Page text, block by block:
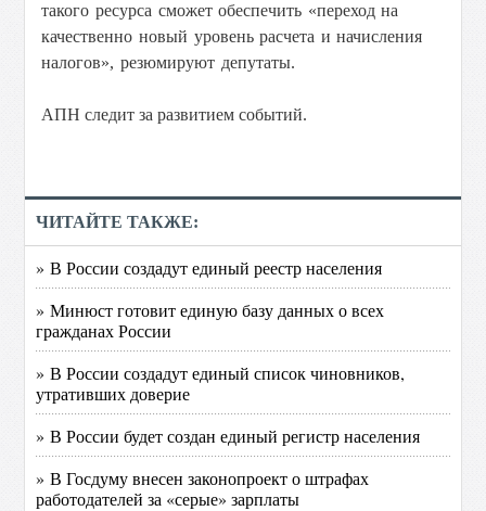
такого ресурса сможет обеспечить «переход на
качественно новый уровень расчета и начисления
налогов», резюмируют депутаты.
АПН следит за развитием событий.
ЧИТАЙТЕ ТАКЖЕ:
» В России создадут единый реестр населения
» Минюст готовит единую базу данных о всех
гражданах России
» В России создадут единый список чиновников,
утративших доверие
» В России будет создан единый регистр населения
» В Госдуму внесен законопроект о штрафах
работодателей за «серые» зарплаты